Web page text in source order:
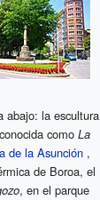
abajo: la escultura
comoLa
de la Asunción,
de Boroa, el
, en el parque